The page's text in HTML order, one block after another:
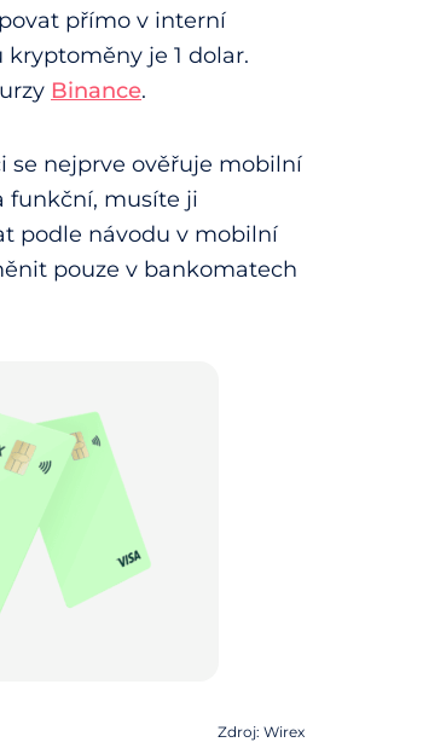
přímo v interní
je 1 dolar.
Binance.
se nejprve ověřuje mobilní
funkční, musíte ji
podle návodu v mobilní
pouze v bankomatech
Zdroj: Wirex